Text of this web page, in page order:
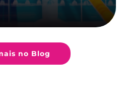
no Blog